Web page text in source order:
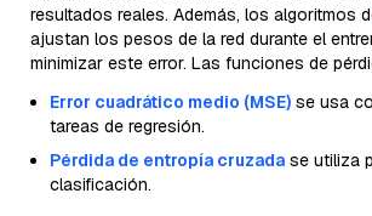
resultados reales. Además, los algoritmos
ajustan los pesos de la red durante el
minimizar este error. Las funciones de
Error cuadrático medio (MSE) se usa
tareas de regresión.
Pérdida de entropía cruzada se utiliza
clasificación.